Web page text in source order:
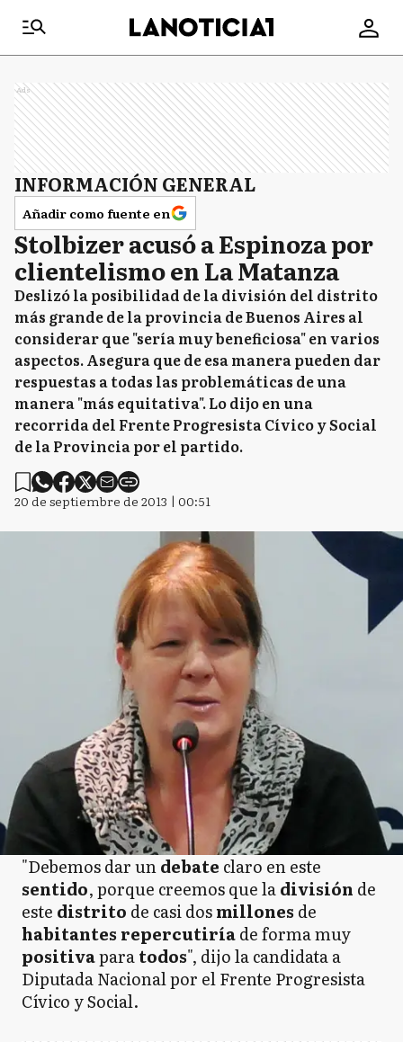
Ads
INFORMACIÓN GENERAL
Añadir como fuente en
Stolbizer acusó a Espinoza por
clientelismo en La Matanza
Deslizó la posibilidad de la división del distrito
más grande de la provincia de Buenos Aires al
considerar que "sería muy beneficiosa" en varios
aspectos. Asegura que de esa manera pueden dar
respuestas a todas las problemáticas de una
manera "más equitativa". Lo dijo en una
recorrida del Frente Progresista Cívico y Social
de la Provincia por el partido.
20 de septiembre de 2013 | 00:51
"Debemos dar undebate claro en este
sentido, porque creemos que ladivisión de
este distrito de casi dosmillones de
habitantes repercutiríade forma muy
positivaparatodos", dijo la candidata a
Diputada Nacional por el Frente Progresista
Cívico y Social.